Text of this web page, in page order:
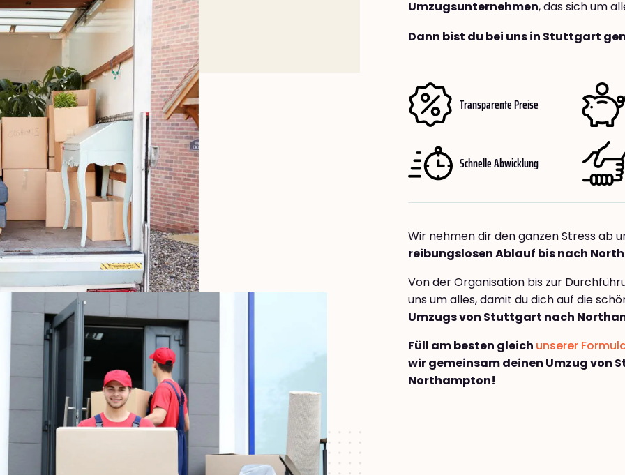
Umzugsunternehmen, das sich um
Dann bist du bei uns in Stuttgart
Transparente Preise
Schnelle Abwicklung
Wir nehmen dir den ganzen Stress ab
reibungslosen Ablauf bis nach
Von der Organisation bis zur
uns um alles, damit du dich auf die
Umzugs von Stuttgart nach
Füll am besten gleich unserer
wir gemeinsam deinen Umzug von
Northampton!